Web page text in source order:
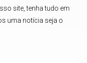
site, tenha tudo em
uma notícia seja o